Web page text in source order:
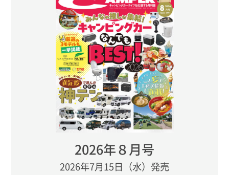
2026年８月号
2026年7月15日（水）発売